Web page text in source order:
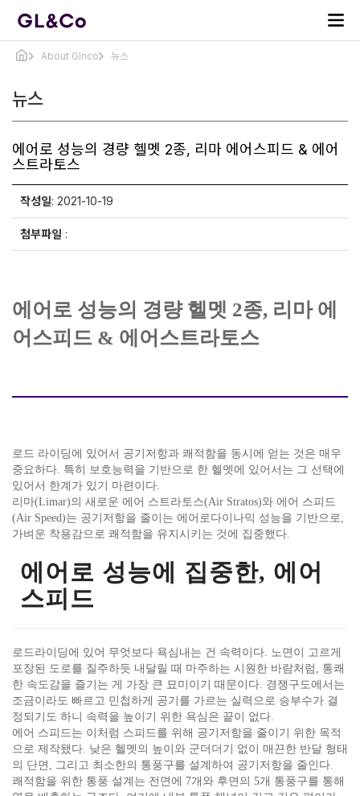
About Glnco 뉴스
뉴스
에어로 성능의 경량 헬멧 2종, 리마 에어스피드 & 에어
스트라토스
작성일: 2021-10-19
첨부파일 :
에어로 성능의 경량 헬멧 2종, 리마 에
어스피드 & 에어스트라토스
로드 라이딩에 있어서 공기저항과 쾌적함을 동시에 얻는 것은 매우
중요하다. 특히 보호능력을 기반으로 한 헬멧에 있어서는 그 선택에
있어서 한계가 있기 마련이다.
리마(Limar)의 새로운 에어 스트라토스(Air Stratos)와 에어 스피드
(Air Speed)는 공기저항을 줄이는 에어로다이나믹 성능을 기반으로,
가벼운 착용감으로 쾌적함을 유지시키는 것에 집중했다.
에어로 성능에 집중한, 에어
스피드
로드라이딩에 있어 무엇보다 욕심내는 건 속력이다. 노면이 고르게
포장된 도로를 질주하듯 내달릴 때 마주하는 시원한 바람처럼, 통쾌
한 속도감을 즐기는 게 가장 큰 묘미이기 때문이다. 경쟁구도에서는
조금이라도 빠르고 민첩하게 공기를 가르는 실력으로 승부수가 결
정되기도 하니 속력을 높이기 위한 욕심은 끝이 없다.
에어 스피드는 이처럼 스피드를 위해 공기저항을 줄이기 위한 목적
으로 제작됐다. 낮은 헬멧의 높이와 군더더기 없이 매끈한 반달 형태
의 단면, 그리고 최소한의 통풍구를 설계하여 공기저항을 줄인다.
쾌적함을 위한 통풍 설계는 전면에 7개와 후면의 5개 통풍구를 통해